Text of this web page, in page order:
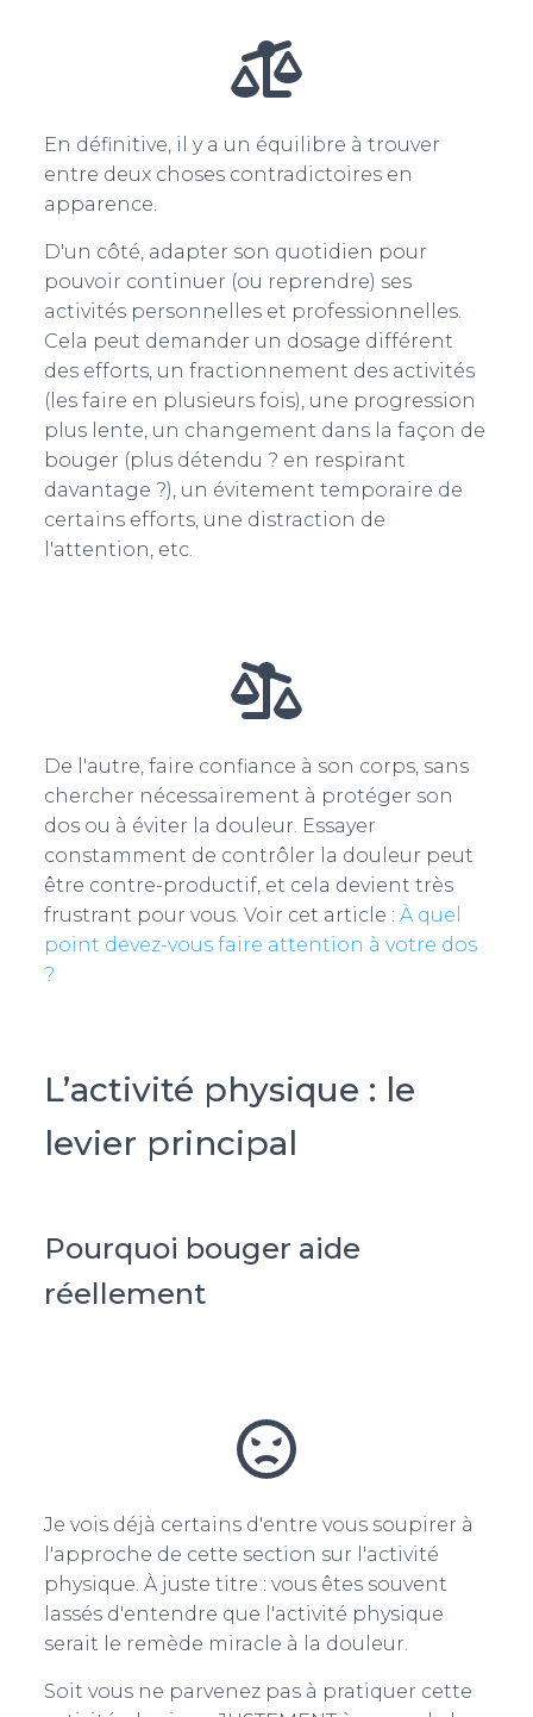
En définitive, il y a un équilibre à trouver
entre deux choses contradictoires en
apparence.
D'un côté, adapter son quotidien pour
pouvoir continuer (ou reprendre) ses
activités personnelles et professionnelles.
Cela peut demander un dosage différent
des efforts, un fractionnement des activités
(les faire en plusieurs fois), une progression
plus lente, un changement dans la façon de
bouger (plus détendu ? en respirant
davantage ?), un évitement temporaire de
certains efforts, une distraction de
l'attention, etc.
De l'autre, faire confiance à son corps, sans
chercher nécessairement à protéger son
dos ou à éviter la douleur. Essayer
constamment de contrôler la douleur peut
être contre-productif, et cela devient très
frustrant pour vous. Voir cet article : À quel
point devez-vous faire attention à votre dos
?
L’activité physique : le
levier principal
Pourquoi bouger aide
réellement
Je vois déjà certains d'entre vous soupirer à
l'approche de cette section sur l'activité
physique. À juste titre : vous êtes souvent
lassés d'entendre que l'activité physique
serait le remède miracle à la douleur.
Soit vous ne parvenez pas à pratiquer cette